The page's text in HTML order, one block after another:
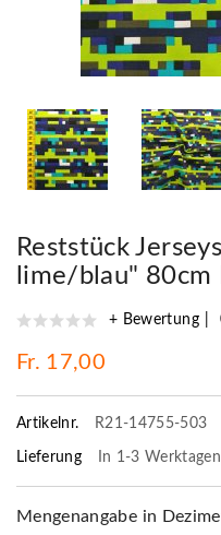
Reststück
lime/blau" 80cm
+ Bewertung
Fr. 17,00
Artikelnr. R21-14755-503
Lieferung In 1-3
Mengenangabe in